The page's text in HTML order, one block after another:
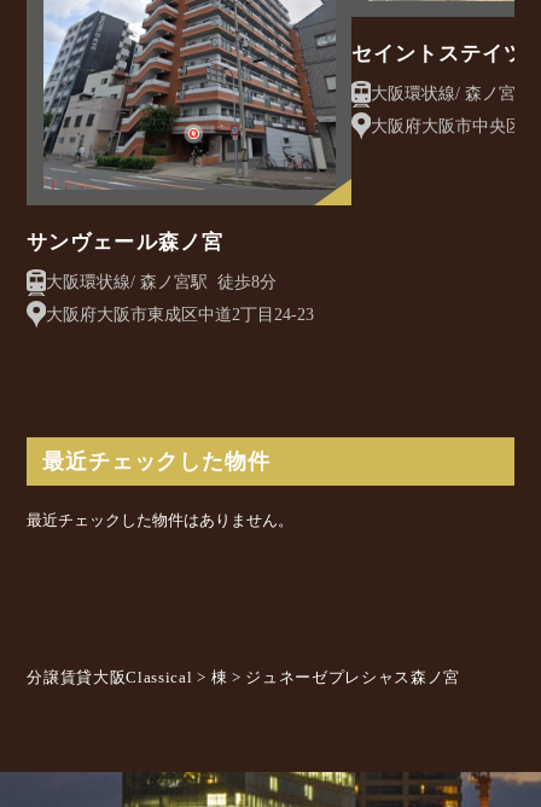
サンヴェール森ノ宮
大阪環状線/ 森ノ宮駅 徒歩8分
大阪府大阪市東成区中道2丁目24-23
セイントステイツ
大阪府大阪市中央区
最近チェックした物件
最近チェックした物件はありません。
分譲賃貸大阪Classical > 棟 > ジュネーゼプレシャス森ノ宮